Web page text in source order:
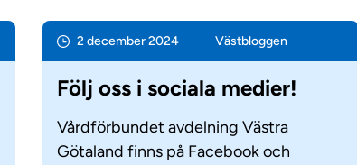
2 december 2024 Väst­bloggen
Följ oss i sociala medier!
Vårdförbundet avdelning Västra
Götaland finns på Facebook och